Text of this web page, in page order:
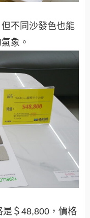
不同沙發色也能
象。
＄48,800，價格